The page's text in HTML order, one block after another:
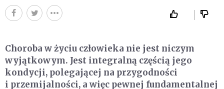
Choroba w życiu człowieka nie jest niczym
wyjątkowym. Jest integralną częścią jego
kondycji, polegającej na przygodności
i przemijalności, a więc pewnej fundamentalnej